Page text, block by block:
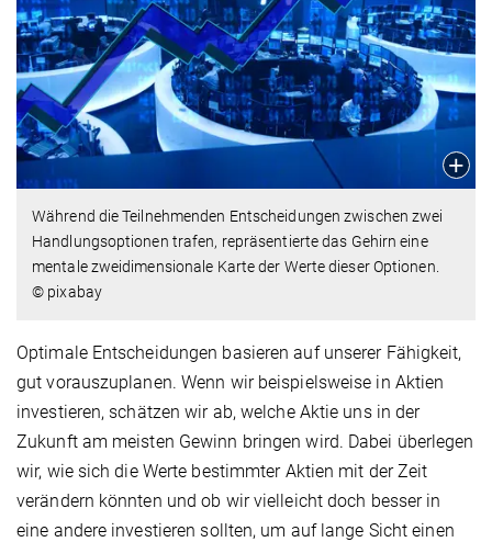
Während die Teilnehmenden Entscheidungen zwischen zwei
Handlungsoptionen trafen, repräsentierte das Gehirn eine
mentale zweidimensionale Karte der Werte dieser Optionen.
© pixabay
Optimale Entscheidungen basieren auf unserer Fähigkeit,
gut vorauszuplanen. Wenn wir beispielsweise in Aktien
investieren, schätzen wir ab, welche Aktie uns in der
Zukunft am meisten Gewinn bringen wird. Dabei überlegen
wir, wie sich die Werte bestimmter Aktien mit der Zeit
verändern könnten und ob wir vielleicht doch besser in
eine andere investieren sollten, um auf lange Sicht einen